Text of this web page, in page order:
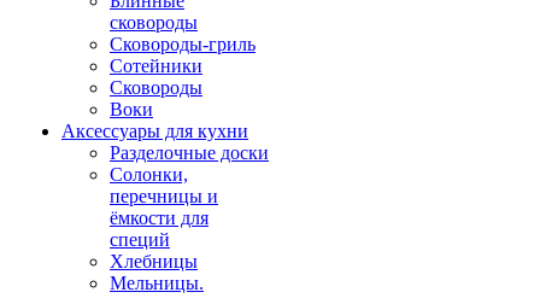
сковороды
Сковороды-гриль
Сотейники
Сковороды
Воки
Аксессуары для кухни
Разделочные доски
Солонки,
перечницы и
ёмкости для
специй
Хлебницы
Мельницы.